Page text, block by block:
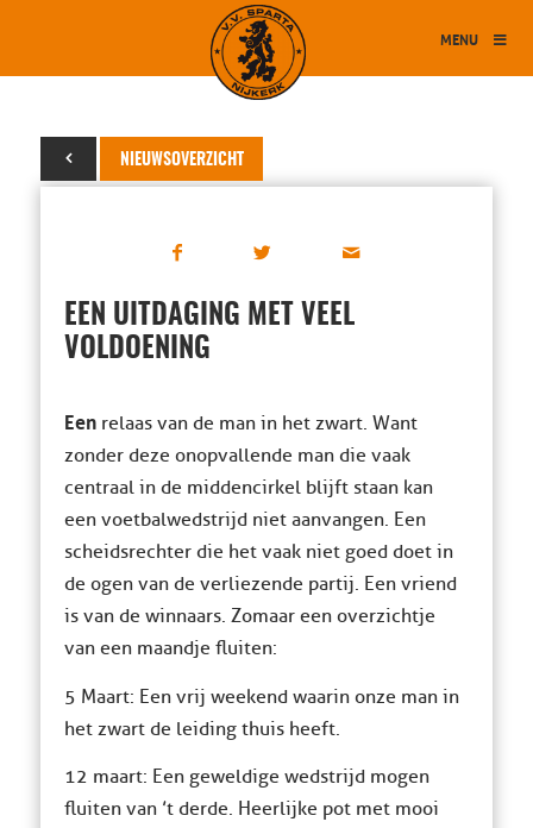
MENU
NIEUWSOVERZICHT
05 april 2016
EEN UITDAGING MET VEEL
VOLDOENING
Eenrelaas van de man in het zwart. Want
zonder deze onopvallende man die vaak
centraal in de middencirkel blijft staan kan
een voetbalwedstrijd niet aanvangen. Een
scheidsrechter die het vaak niet goed doet in
de ogen van de verliezende partij. Een vriend
is van de winnaars. Zomaar een overzichtje
van een maandje fluiten:
5 Maart: Een vrij weekend waarin onze man in
het zwart de leiding thuis heeft.
12 maart: Een geweldige wedstrijd mogen
fluiten van ’t derde. Heerlijke pot met mooi